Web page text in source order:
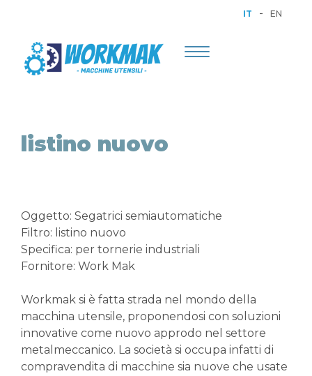
IT - EN
Toggle
listino nuovo
Oggetto: Segatrici semiautomatiche
Filtro: listino nuovo
Specifica: per tornerie industriali
Fornitore: Work Mak
Workmak si è fatta strada nel mondo della
macchina utensile, proponendosi con soluzioni
innovative come nuovo approdo nel settore
metalmeccanico. La società si occupa infatti di
compravendita di macchine sia nuove che usate